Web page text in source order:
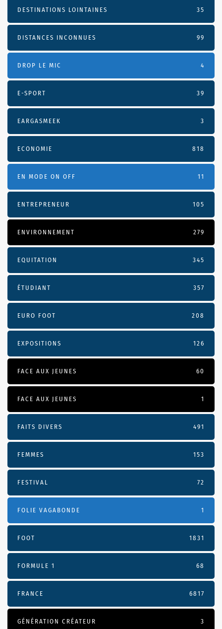
DESTINATIONS LOINTAINES 35
DISTANCES INCONNUES 99
DROP LE MIC 4
E-SPORT 39
EARGASMEEK 3
ECONOMIE 818
EN MODE ON OFF 11
ENTREPRENEUR 105
ENVIRONNEMENT 279
EQUITATION 345
ÉTUDIANT 357
EURO FOOT 208
EXPOSITIONS 126
FACE AUX JEUNES 60
FACE AUX JEUNES 1
FAITS DIVERS 491
FEMMES 153
FESTIVAL 72
FOLIE VAGABONDE 1
FOOT 1831
FORMULE 1 68
FRANCE 6817
GÉNÉRATION CRÉATEUR 3